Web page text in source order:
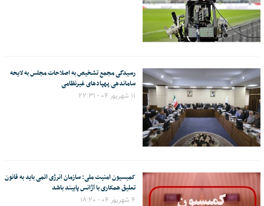
رسیدگی مجمع تشخیص به اصلاحات مجلس به لایحه
ساماندهی پهپادهای غیرنظامی
۱۱ شهریور ۰۴ - ۲۲:۳۱
کمیسیون امنیت ملی: سازمان انرژی اتمی باید به قانون
تعلیق همکاری با آژانس پایبند باشد
۴ شهریور ۰۴ - ۱۸:۲۰